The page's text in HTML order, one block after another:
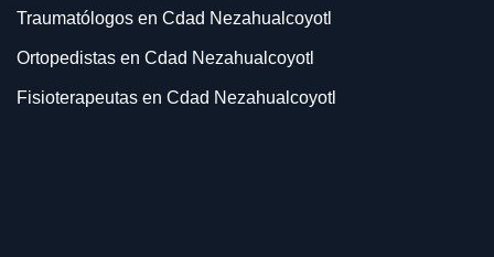
Traumatólogos en Cdad Nezahualcoyotl
Ortopedistas en Cdad Nezahualcoyotl
Fisioterapeutas en Cdad Nezahualcoyotl